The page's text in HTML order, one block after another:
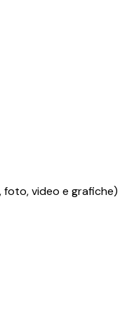
foto, video e grafiche)